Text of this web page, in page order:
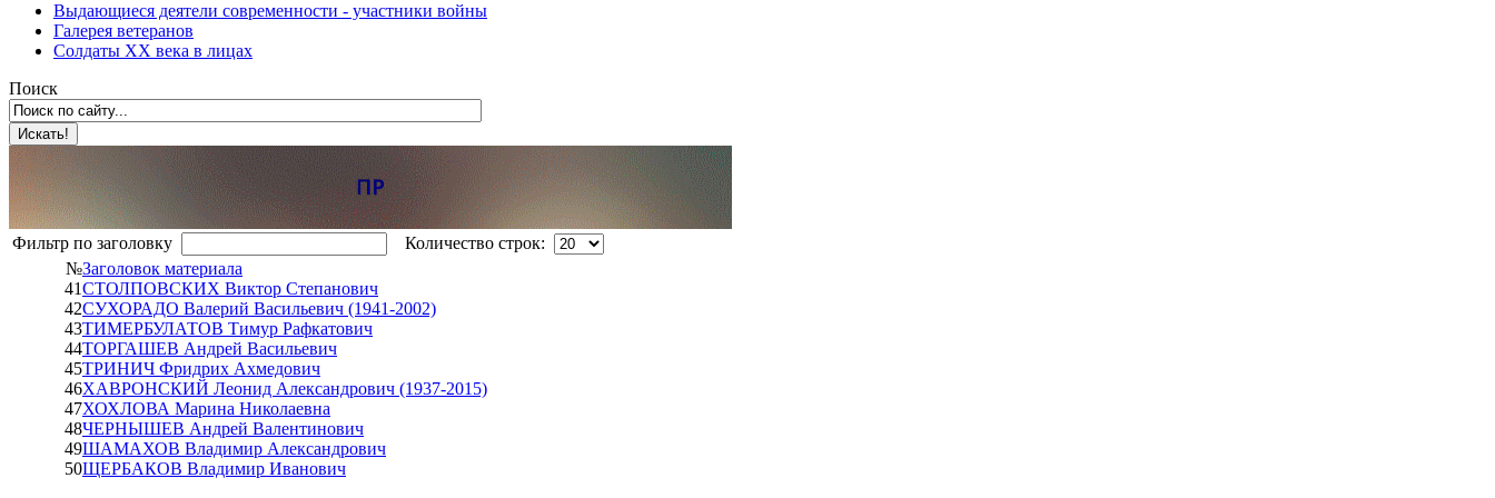
Выдающиеся деятели современности - участники войны
Галерея ветеранов
Солдаты XX века в лицах
Поиск
Фильтр по заголовку
Количество строк:
№Заголовок материала
41СТОЛПОВСКИХ Виктор Степанович
42СУХОРАДО Валерий Васильевич (1941-2002)
43ТИМЕРБУЛАТОВ Тимур Рафкатович
44ТОРГАШЕВ Андрей Васильевич
45ТРИНИЧ Фридрих Ахмедович
46ХАВРОНСКИЙ Леонид Александрович (1937-2015)
47ХОХЛОВА Марина Николаевна
48ЧЕРНЫШЕВ Андрей Валентинович
49ШАМАХОВ Владимир Александрович
50ЩЕРБАКОВ Владимир Иванович